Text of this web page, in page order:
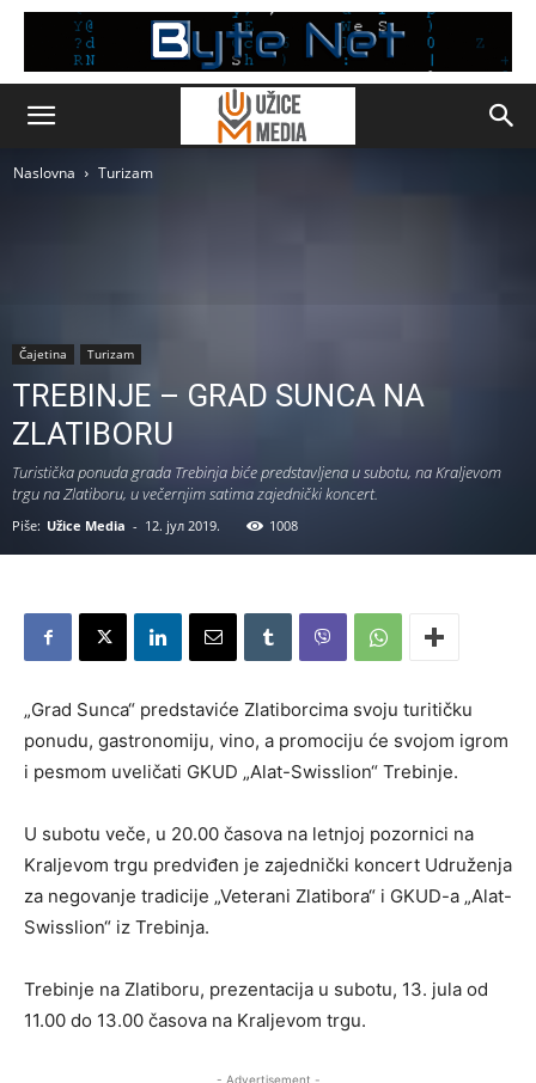
Naslovna Turizam
Čajetina Turizam
TREBINJE – GRAD SUNCA NA
ZLATIBORU
Turistička ponuda grada Trebinja biće predstavljena u subotu, na Kraljevom
trgu na Zlatiboru, u večernjim satima zajednički koncert.
Piše: Užice Media - 12. јул 2019. 1008
„Grad Sunca“ predstaviće Zlatiborcima svoju turitičku
ponudu, gastronomiju, vino, a promociju će svojom igrom
i pesmom uveličati GKUD „Alat-Swisslion“ Trebinje.
U subotu veče, u 20.00 časova na letnjoj pozornici na
Kraljevom trgu predviđen je zajednički koncert Udruženja
za negovanje tradicije „Veterani Zlatibora“ i GKUD-a „Alat-
Swisslion“ iz Trebinja.
Trebinje na Zlatiboru, prezentacija u subotu, 13. jula od
11.00 do 13.00 časova na Kraljevom trgu.
- Advertisement -